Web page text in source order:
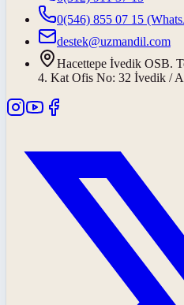
0(546) 855 07 15
destek@uzmandil.com
Hacettepe İvedik OSB.
4. Kat Ofis No: 32 İvedik /